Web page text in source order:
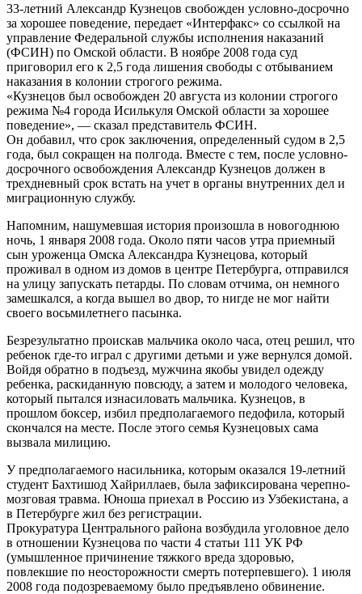
33-летний Александр Кузнецов свобожден условно-досрочно
за хорошее поведение, передает «Интерфакс» со ссылкой на
управление Федеральной службы исполнения наказаний
(ФСИН) по Омской области. В ноябре 2008 года суд
приговорил его к 2,5 года лишения свободы с отбыванием
наказания в колонии строгого режима.
«Кузнецов был освобожден 20 августа из колонии строгого
режима №4 города Исилькуля Омской области за хорошее
поведение», — сказал представитель ФСИН.
Он добавил, что срок заключения, определенный судом в 2,5
года, был сокращен на полгода. Вместе с тем, после условно-
досрочного освобождения Александр Кузнецов должен в
трехдневный срок встать на учет в органы внутренних дел и
миграционную службу.
Напомним, нашумевшая история произошла в новогоднюю
ночь, 1 января 2008 года. Около пяти часов утра приемный
сын уроженца Омска Александра Кузнецова, который
проживал в одном из домов в центре Петербурга, отправился
на улицу запускать петарды. По словам отчима, он немного
замешкался, а когда вышел во двор, то нигде не мог найти
своего восьмилетнего пасынка.
Безрезультатно проискав мальчика около часа, отец решил, что
ребенок где-то играл с другими детьми и уже вернулся домой.
Войдя обратно в подъезд, мужчина якобы увидел одежду
ребенка, раскиданную повсюду, а затем и молодого человека,
который пытался изнасиловать мальчика. Кузнецов, в
прошлом боксер, избил предполагаемого педофила, который
скончался на месте. После этого семья Кузнецовых сама
вызвала милицию.
У предполагаемого насильника, которым оказался 19-летний
студент Бахтишод Хайриллаев, была зафиксирована черепно-
мозговая травма. Юноша приехал в Россию из Узбекистана, а
в Петербурге жил без регистрации.
Прокуратура Центрального района возбудила уголовное дело
в отношении Кузнецова по части 4 статьи 111 УК РФ
(умышленное причинение тяжкого вреда здоровью,
повлекшие по неосторожности смерть потерпевшего). 1 июля
2008 года подозреваемому было предъявлено обвинение.